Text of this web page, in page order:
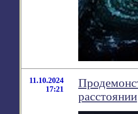
11.10.2024
17:21
расстоянии